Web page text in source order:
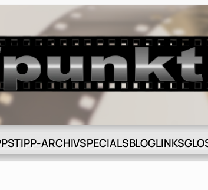
TIPP-ARCHIVSPECIALSBLOGLINKS